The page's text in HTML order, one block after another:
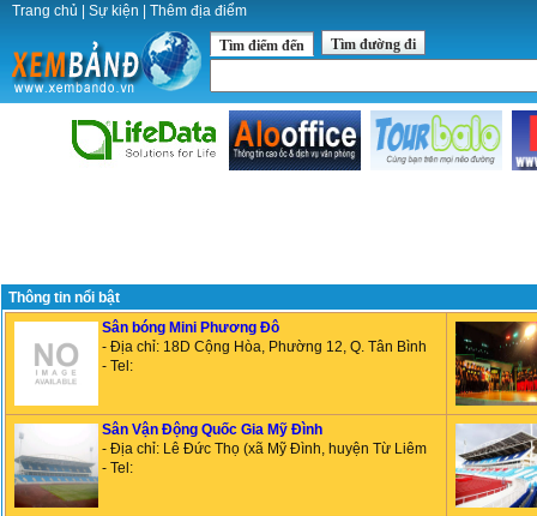
Trang chủ Sự kiện Thêm địa điểm
Tìm điểm đến Tìm đường đi
Thông tin nổi bật
Sân bóng Mini Phương Đô
- Địa chỉ: 18D Cộng Hòa, Phường 12, Q. Tân Bình
- Tel:
Sân Vận Động Quốc Gia Mỹ Đình
- Địa chỉ: Lê Đức Thọ (xã Mỹ Đình, huyện Từ Liêm
- Tel: